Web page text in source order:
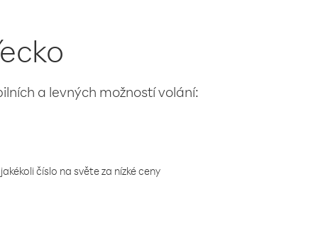
a levných možností volání:
číslo na světe za nízké ceny